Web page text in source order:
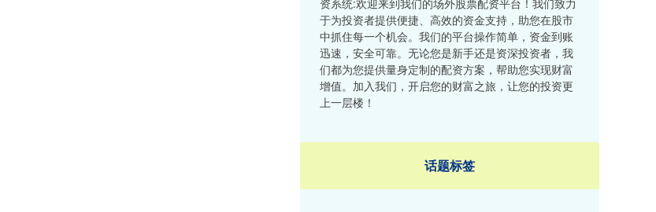
资系统:欢迎来到我们的场外股票配资平台！我们致力
于为投资者提供便捷、高效的资金支持，助您在股市
中抓住每一个机会。我们的平台操作简单，资金到账
迅速，安全可靠。无论您是新手还是资深投资者，我
们都为您提供量身定制的配资方案，帮助您实现财富
增值。加入我们，开启您的财富之旅，让您的投资更
上一层楼！
话题标签